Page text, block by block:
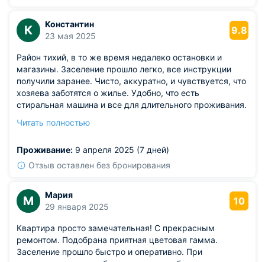
К
Константин
23 мая 2025
9.8
Район тихий, в то же время недалеко остановки и
магазины. Заселение прошло легко, все инструкции
получили заранее. Чисто, аккуратно, и чувствуется, что
хозяева заботятся о жилье. Удобно, что есть
стиральная машина и все для длительного проживания.
Ощущение простора, ничего лишнего.
Читать полностью
Проживание: 9 апреля 2025 (7 дней)
Отзыв оставлен без бронирования
М
Мария
29 января 2025
10
Квартира просто замечательная! С прекрасным
ремонтом. Подобрана приятная цветовая гамма.
Заселение прошло быстро и оперативно. При